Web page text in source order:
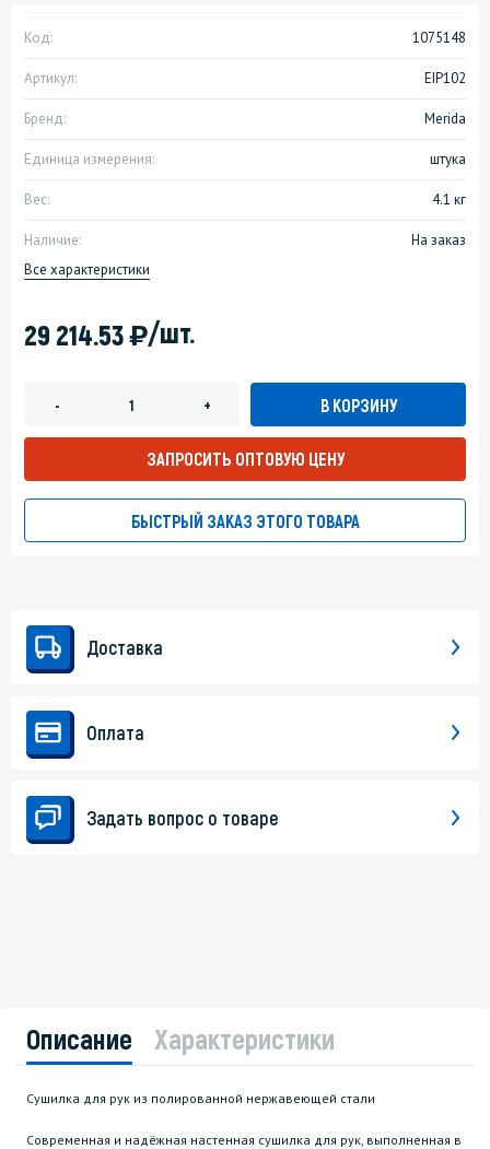
Код: 1075148
Артикул: EIP102
Бренд: Merida
Единица измерения: штука
Вес: 4.1 кг
Наличие:
На заказ
Все характеристики
29 214.53)/шт.
- + В КОРЗИНУ
ЗАПРОСИТЬ ОПТОВУЮ ЦЕНУ
БЫСТРЫЙ ЗАКАЗ ЭТОГО ТОВАРА
Доставка
Оплата
Задать вопрос о товаре
Описание Характеристики
Сушилка для рук из полированной нержавеющей стали
Современная и надёжная настенная сушилка для рук, выполненная в